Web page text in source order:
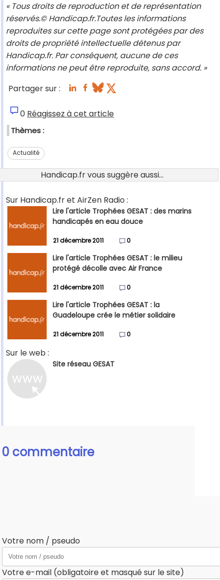
« Tous droits de reproduction et de représentation
réservés.© Handicap.fr.Toutes les informations
reproduites sur cette page sont protégées par des
droits de propriété intellectuelle détenus par
Handicap.fr. Par conséquent, aucune de ces
informations ne peut être reproduite, sans accord. »
Partager sur :
0 Réagissez à cet article
Thèmes :
Actualité
Handicap.fr vous suggère aussi...
Sur Handicap.fr et AirZen Radio :
Lire l'article Trophées GESAT : des marins
handicapés en eau douce
21 décembre 2011 0
Lire l'article Trophées GESAT : le milieu
protégé décolle avec Air France
21 décembre 2011 0
Lire l'article Trophées GESAT : la
Guadeloupe crée le métier solidaire
21 décembre 2011 0
Sur le web :
Site réseau GESAT
0 commentaire
Votre nom / pseudo
Votre e-mail (obligatoire et masqué sur le site)